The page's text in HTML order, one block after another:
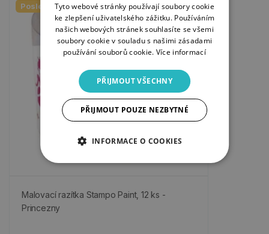
Poslední kusy
Malovací razítka Stampo Paint, 12 ks -
Princezny
Tyto webové stránky používají soubory cookie
ke zlepšení uživatelského zážitku. Používáním
našich webových stránek souhlasíte se všemi
soubory cookie v souladu s našimi zásadami
používání souborů cookie. Více informací
PŘIJMOUT VŠECHNY
PŘIJMOUT POUZE NEZBYTNÉ
INFORMACE O COOKIES